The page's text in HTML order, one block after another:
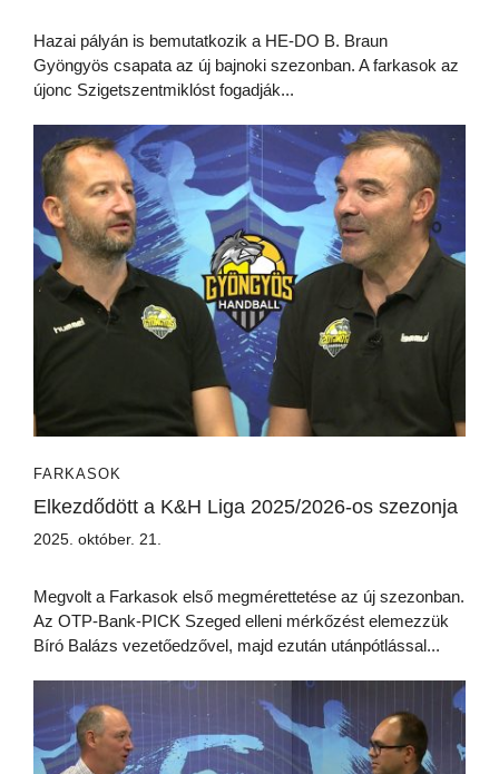
Hazai pályán is bemutatkozik a HE-DO B. Braun
Gyöngyös csapata az új bajnoki szezonban. A farkasok az
újonc Szigetszentmiklóst fogadják...
FARKASOK
Elkezdődött a K&H Liga 2025/2026-os szezonja
2025. október. 21.
Megvolt a Farkasok első megmérettetése az új szezonban.
Az OTP-Bank-PICK Szeged elleni mérkőzést elemezzük
Bíró Balázs vezetőedzővel, majd ezután utánpótlással...